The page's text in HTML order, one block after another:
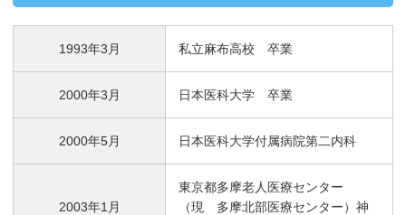
1993年3月 私立麻布高校 卒業
2000年3月 日本医科大学 卒業
2000年5月 日本医科大学付属病院第二内科
2003年1月
東京都多摩老人医療センター
（現 多摩北部医療センター）神